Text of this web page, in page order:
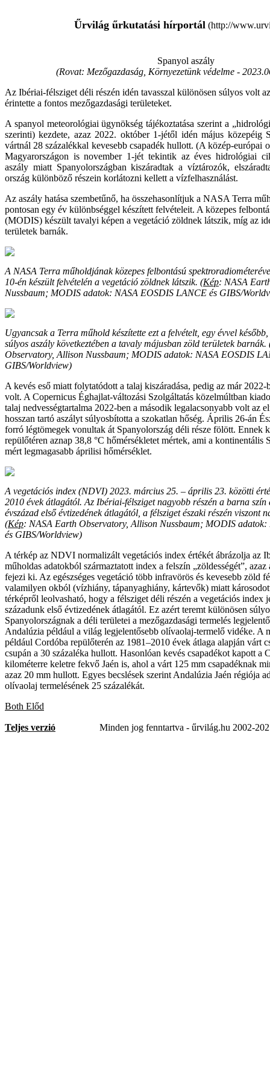
Űrvilág űrkutatási hírportál (http://
Spanyol aszály
(Rovat: Mezőgazdaság, Környezetünk védelme -
Az Ibériai-félsziget déli részén idén tavasszal különösen súlyos volt
érintette a fontos mezőgazdasági területeket.
A spanyol meteorológiai ügynökség tájékoztatása szerint a
szerinti) kezdete, azaz 2022. október 1-jétől idén május közepéig
vártnál 28 százalékkal kevesebb csapadék hullott. (A közép-európai
Magyarországon is november 1-jét tekintik az éves hidrológiai
aszály miatt Spanyolországban kiszáradtak a víztározók,
ország különböző részein korlátozni kellett a vízfelhasználást.
Az aszály hatása szembetűnő, ha összehasonlítjuk a NASA Terra
pontosan egy év különbséggel készített felvételeit. A közepes
(MODIS) készült tavalyi képen a vegetáció zöldnek látszik, míg az
területek barnák.
A NASA Terra műholdjának közepes felbontású
10-én készült felvételén a vegetáció zöldnek látszik. (Kép: NASA
Nussbaum; MODIS adatok: NASA EOSDIS LANCE és GIBS/
Ugyancsak a Terra műhold készítette ezt a felvételt, egy évvel
súlyos aszály következtében a tavaly májusban zöld területek barnák.
Observatory, Allison Nussbaum; MODIS adatok: NASA EOSDIS
GIBS/Worldview)
A kevés eső miatt folytatódott a talaj kiszáradása, pedig az már 2022-
volt. A Copernicus Éghajlat-változási Szolgáltatás közelmúltban
talaj nedvességtartalma 2022-ben a második legalacsonyabb volt az
hosszan tartó aszályt súlyosbította a szokatlan hőség. Április 26-án
forró légtömegek vonultak át Spanyolország déli része fölött. Ennek
repülőtéren aznap 38,8 °C hőmérsékletet mértek, ami a kontinentális
mért legmagasabb áprilisi hőmérséklet.
A vegetációs index (NDVI) 2023. március 25. – április 23. közötti
2010 évek átlagától. Az Ibériai-félsziget nagyobb részén a barna szín
évszázad első évtizedének átlagától, a félsziget északi részén viszont
(Kép: NASA Earth Observatory, Allison Nussbaum; MODIS
és GIBS/Worldview)
A térkép az NDVI normalizált vegetációs index értékét ábrázolja az
műholdas adatokból származtatott index a felszín „zöldességét”,
fejezi ki. Az egészséges vegetáció több infravörös és kevesebb zöld
valamilyen okból (vízhiány, tápanyaghiány, kártevők) miatt
térképről leolvasható, hogy a félsziget déli részén a vegetációs index
századunk első évtizedének átlagától. Ez azért teremt különösen
Spanyolországnak a déli területei a mezőgazdasági termelés
Andalúzia például a világ legjelentősebb olívaolaj-termelő vidéke. A
például Cordóba repülőterén az 1981–2010 évek átlaga alapján várt
csupán a 30 százaléka hullott. Hasonlóan kevés csapadékot kapott a
kilométerre keletre fekvő Jaén is, ahol a várt 125 mm csapadéknak
azaz 20 mm hullott. Egyes becslések szerint Andalúzia Jaén régiója
olívaolaj termelésének 25 százalékát.
Both Előd
Teljes verzió Minden jog fenntartva - űrvilág.hu 2002-